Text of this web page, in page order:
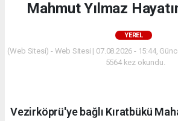
Mahmut Yılmaz
YEREL
(Web Sitesi) - Web Sitesi | 07.08.2026 - 15:44,
5564 kez okundu.
Vezirköprü'ye bağlı Kıratbükü